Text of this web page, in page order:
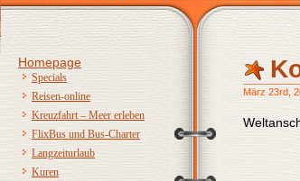
Homepage
Specials
Reisen-online
Kreuzfahrt – Meer erleben
FlixBus und Bus-Charter
Langzeiturlaub
Kuren
März 23rd,